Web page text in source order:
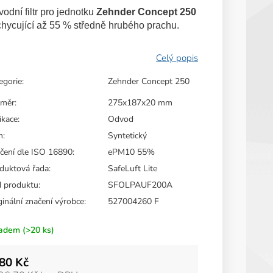
(>20 ks)
filtr pro jednotkuZehnder Concept 250
až 55 % středně hrubého prachu.
:
Zehnder Concept 250
:
275x187x20 mm
:
Odvod
:
Syntetický
dle ISO 16890:
ePM10 55%
řada:
SafeLuft Lite
produktu:
SFOLPAUF200A
značení výrobce: 527004260 F
Kč